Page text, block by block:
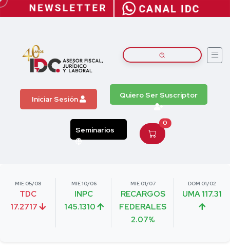
Iniciar Sesión Quiero Ser Suscriptor
Seminarios
0
MIE 05/08
TDC
17.2717
MIE 10/06
INPC
145.1310
MIE 01/07
RECARGOS
FEDERALES
2.07%
DOM 01/02
UMA 117.31